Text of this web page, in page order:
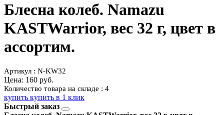
Блесна колеб. Namazu
KASTWarrior, вес 32 г, цвет в
ассортим.
Артикул : N-KW32
Цена: 160 руб.
Количество товара на складе : 4
купить купить в 1 клик
Быстрый заказ